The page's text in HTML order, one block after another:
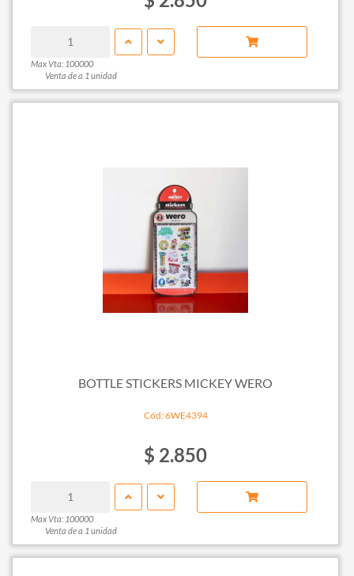
Max Vta: 100000
Venta de a 1 unidad
BOTTLE STICKERS MICKEY WERO
Cód: 6WE4394
$ 2.850
Max Vta: 100000
Venta de a 1 unidad